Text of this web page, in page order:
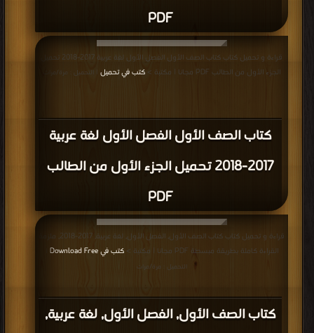
PDF
كتاب الصف الأول الفصل الأول لغة عربية
2017-2018 تحميل الجزء الأول من الطالب
PDF
قراءة و تحميل كتاب كتاب الصف الأول الفصل الأول لغة عربية 2017-2018 تحميل
الجزء الأول من الطالب PDF مجانا | مكتبة >
كتب في تحميل | التحميل : مرة/مرات
كتاب الصف الأول, الفصل الأول, لغة عربية,
قراءة و تحميل كتاب كتاب الصف الأول, الفصل الأول, لغة عربية, 2017-2018, ملزمة
القراءة كاملة بطريقة مبسطة PDF مجانا | مكتبة >
كتب في Download Free
التحميل : مرة/مرات